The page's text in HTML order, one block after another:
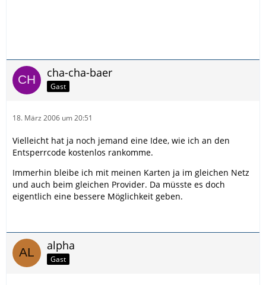
cha-cha-baer
Gast
18. März 2006 um 20:51
Vielleicht hat ja noch jemand eine Idee, wie ich an den
Entsperrcode kostenlos rankomme.
Immerhin bleibe ich mit meinen Karten ja im gleichen Netz
und auch beim gleichen Provider. Da müsste es doch
eigentlich eine bessere Möglichkeit geben.
alpha
Gast